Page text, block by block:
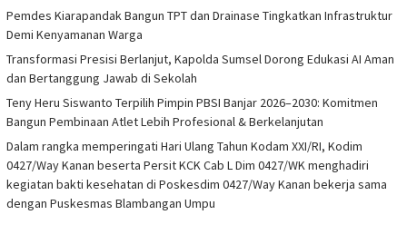
Pemdes Kiarapandak Bangun TPT dan Drainase Tingkatkan Infrastruktur
Demi Kenyamanan Warga
Transformasi Presisi Berlanjut, Kapolda Sumsel Dorong Edukasi AI Aman
dan Bertanggung Jawab di Sekolah
Teny Heru Siswanto Terpilih Pimpin PBSI Banjar 2026–2030: Komitmen
Bangun Pembinaan Atlet Lebih Profesional & Berkelanjutan
Dalam rangka memperingati Hari Ulang Tahun Kodam XXI/RI, Kodim
0427/Way Kanan beserta Persit KCK Cab L Dim 0427/WK menghadiri
kegiatan bakti kesehatan di Poskesdim 0427/Way Kanan bekerja sama
dengan Puskesmas Blambangan Umpu